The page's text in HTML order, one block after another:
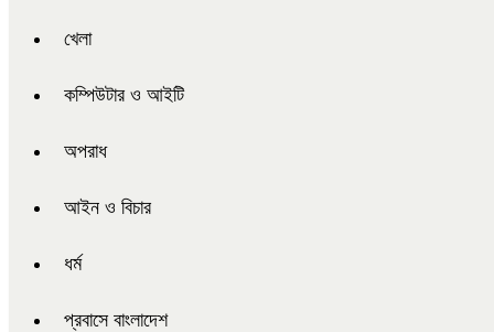
খেলা
কম্পিউটার ও আইটি
অপরাধ
আইন ও বিচার
ধর্ম
প্রবাসে বাংলাদেশ